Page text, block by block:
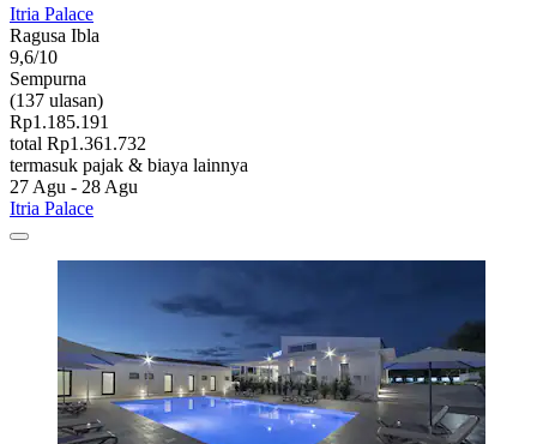
Itria Palace
Ragusa Ibla
9,6/10
Sempurna
(137 ulasan)
Rp1.185.191
total Rp1.361.732
termasuk pajak & biaya lainnya
27 Agu - 28 Agu
Itria Palace